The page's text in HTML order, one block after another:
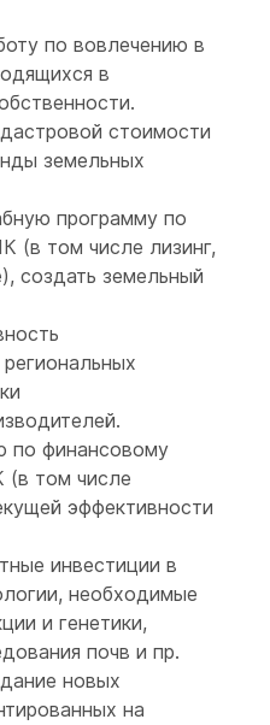
по вовлечению в
в
стоимости
земельных
программу по
(в том числе лизинг,
создать земельный
по финансовому
том числе
эффективности
инвестиции в
необходимые
и генетики,
почв и пр.
новых
на